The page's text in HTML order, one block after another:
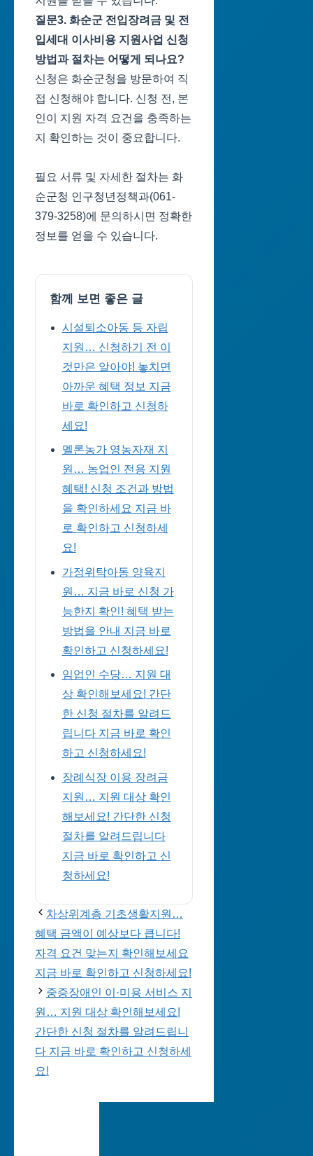
질문3. 화순군 전입장려금 및 전
입세대 이사비용 지원사업 신청
방법과 절차는 어떻게 되나요?
신청은 화순군청을 방문하여 직
접 신청해야 합니다. 신청 전, 본
인이 지원 자격 요건을 충족하는
지 확인하는 것이 중요합니다.
필요 서류 및 자세한 절차는 화
순군청 인구청년정책과(061-
379-3258)에 문의하시면 정확한
정보를 얻을 수 있습니다.
함께 보면 좋은 글
시설퇴소아동 등 자립
지원… 신청하기 전 이
것만은 알아야! 놓치면
아까운 혜택 정보 지금
바로 확인하고 신청하
세요!
멜론농가 영농자재 지
원… 농업인 전용 지원
혜택! 신청 조건과 방법
을 확인하세요 지금 바
로 확인하고 신청하세
요!
가정위탁아동 양육지
원… 지금 바로 신청 가
능한지 확인! 혜택 받는
방법을 안내 지금 바로
확인하고 신청하세요!
임업인 수당… 지원 대
상 확인해보세요! 간단
한 신청 절차를 알려드
립니다 지금 바로 확인
하고 신청하세요!
장례식장 이용 장려금
지원… 지원 대상 확인
해보세요! 간단한 신청
절차를 알려드립니다
지금 바로 확인하고 신
청하세요!
차상위계층 기초생활지원…
혜택 금액이 예상보다 큽니다!
자격 요건 맞는지 확인해보세요
지금 바로 확인하고 신청하세요!
중증장애인 이·미용 서비스 지
원… 지원 대상 확인해보세요!
간단한 신청 절차를 알려드립니
다 지금 바로 확인하고 신청하세
요!